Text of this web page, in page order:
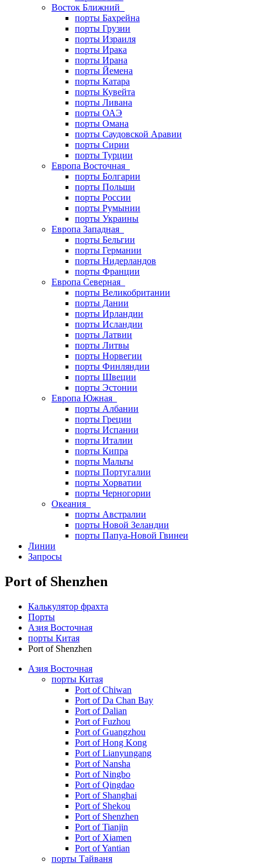
Восток Ближний
порты Бахрейна
порты Грузии
порты Израиля
порты Ирака
порты Ирана
порты Йемена
порты Катара
порты Кувейта
порты Ливана
порты ОАЭ
порты Омана
порты Саудовской Аравии
порты Сирии
порты Турции
Европа Восточная
порты Болгарии
порты Польши
порты России
порты Румынии
порты Украины
Европа Западная
порты Бельгии
порты Германии
порты Нидерландов
порты Франции
Европа Северная
порты Великобритании
порты Дании
порты Ирландии
порты Исландии
порты Латвии
порты Литвы
порты Норвегии
порты Финляндии
порты Швеции
порты Эстонии
Европа Южная
порты Албании
порты Греции
порты Испании
порты Италии
порты Кипра
порты Мальты
порты Португалии
порты Хорватии
порты Черногории
Океания
порты Австралии
порты Новой Зеландии
порты Папуа-Новой Гвинеи
Линии
Запросы
Port of Shenzhen
Калькулятор фрахта
Порты
Азия Восточная
порты Китая
Port of Shenzhen
Азия Восточная
порты Китая
Port of Chiwan
Port of Da Chan Bay
Port of Dalian
Port of Fuzhou
Port of Guangzhou
Port of Hong Kong
Port of Lianyungang
Port of Nansha
Port of Ningbo
Port of Qingdao
Port of Shanghai
Port of Shekou
Port of Shenzhen
Port of Tianjin
Port of Xiamen
Port of Yantian
порты Тайваня